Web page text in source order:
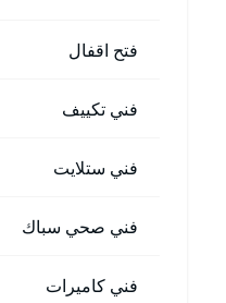
فتح اقفال
فني تكييف
فني ستلايت
فني صحي سباك
فني كاميرات